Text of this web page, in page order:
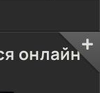
онлайн